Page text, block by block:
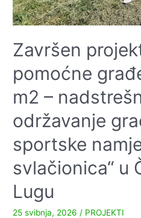
Završen
pomoćne
m2 –
održavanje
sportske
svlačionica“ u
Lugu
25 svibnja, 2026 / PROJEKTI